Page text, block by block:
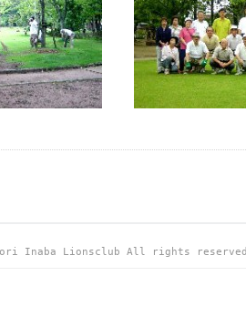
Inaba Lionsclub All rights